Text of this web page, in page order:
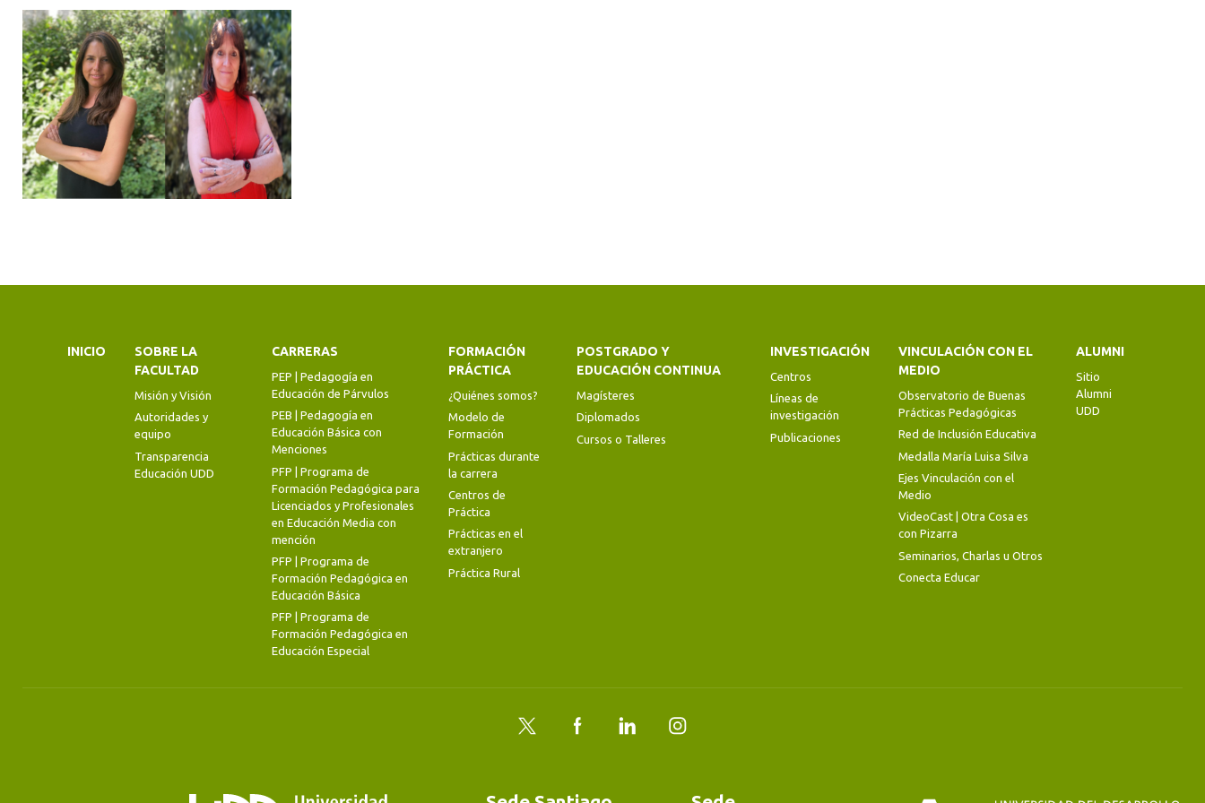
INICIO
SOBRE LA
FACULTAD
Misión y Visión
Autoridades y
equipo
Transparencia
Educación UDD
CARRERAS
PEP | Pedagogía en
Educación de Párvulos
PEB | Pedagogía en
Educación Básica con
Menciones
PFP | Programa de
Formación Pedagógica para
Licenciados y Profesionales
en Educación Media con
mención
PFP | Programa de
Formación Pedagógica en
Educación Básica
PFP | Programa de
Formación Pedagógica en
Educación Especial
FORMACIÓN
PRÁCTICA
¿Quiénes somos?
Modelo de
Formación
Prácticas durante
la carrera
Centros de
Práctica
Prácticas en el
extranjero
Práctica Rural
POSTGRADO Y
EDUCACIÓN CONTINUA
Magísteres
Diplomados
Cursos o Talleres
INVESTIGACIÓN
Centros
Líneas de
investigación
Publicaciones
VINCULACIÓN CON EL
MEDIO
Observatorio de Buenas
Prácticas Pedagógicas
Red de Inclusión Educativa
Medalla María Luisa Silva
Ejes Vinculación con el
Medio
VideoCast | Otra Cosa es
con Pizarra
Seminarios, Charlas u Otros
Conecta Educar
ALUMNI
Sitio
Alumni
UDD
Twitter FacebookLinkedInInstagram